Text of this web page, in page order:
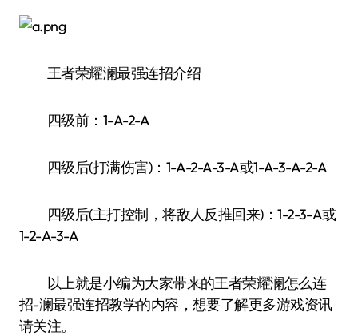
王者荣耀澜最强连招介绍
四级前：1-A-2-A
四级后(打满伤害)：1-A-2-A-3-A或1-A-3-A-2-A
四级后(主打控制，将敌人反推回来)：1-2-3-A或
1-2-A-3-A
以上就是小编为大家带来的王者荣耀澜怎么连
招-澜最强连招教学的内容，想要了解更多游戏资讯
请关注。